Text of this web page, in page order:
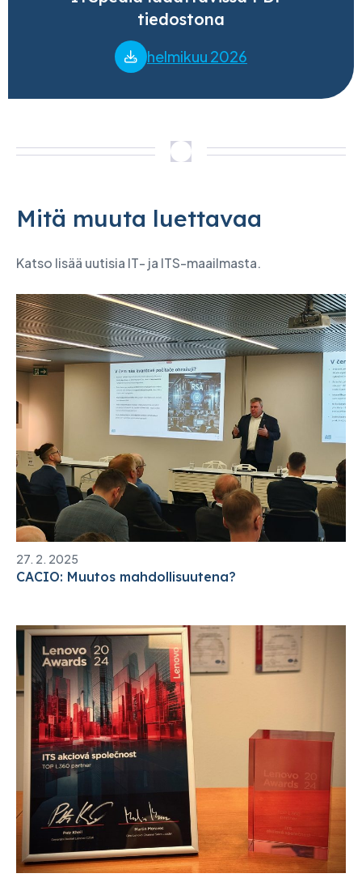
tiedostona
helmikuu 2026
Mitä muuta luettavaa
Katso lisää uutisia IT- ja ITS-maailmasta.
27. 2. 2025
CACIO: Muutos mahdollisuutena?